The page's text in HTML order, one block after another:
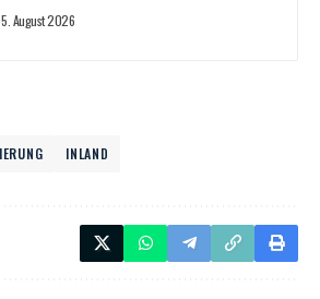
5. August 2026
INLAND